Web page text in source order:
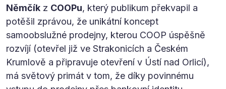
Němčík z COOPu, který publikum překvapil a
potěšil zprávou, že unikátní koncept
samoobslužné prodejny, kterou COOP úspěšně
rozvíjí (otevřel již ve Strakonicích a Českém
Krumlově a připravuje otevření v Ústí nad Orlicí),
má světový primát v tom, že díky povinnému